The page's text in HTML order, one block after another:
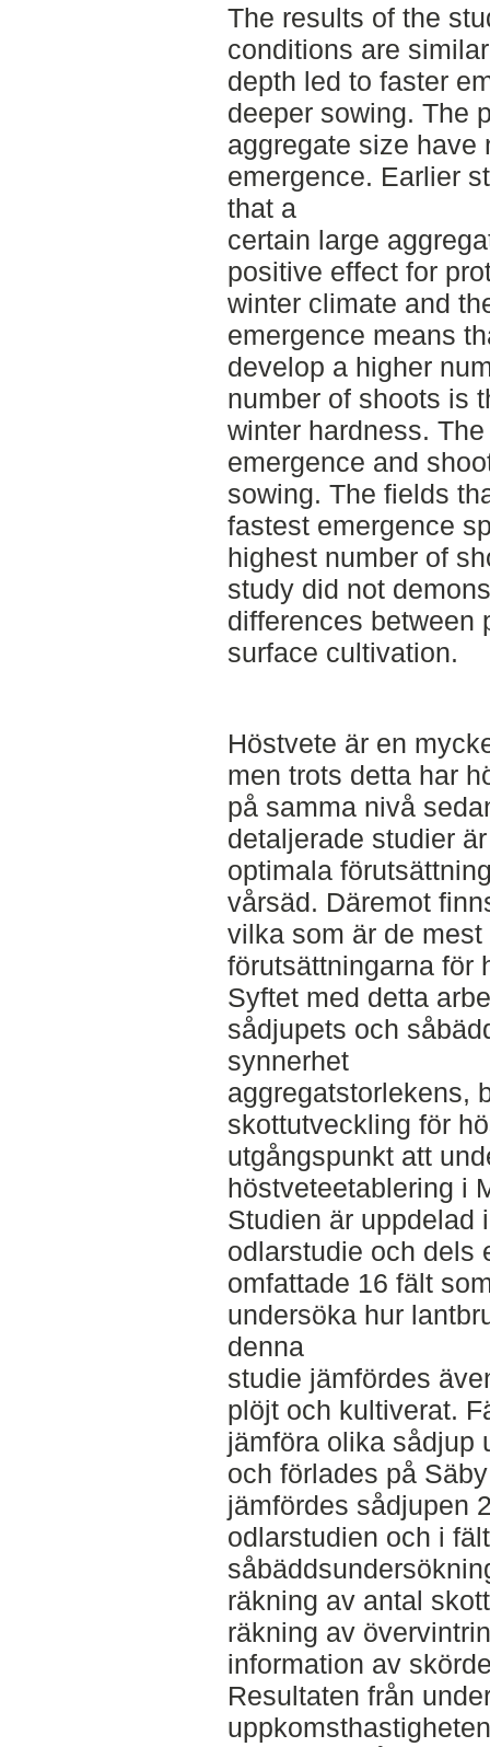
The results of the
conditions are
depth led to faster
deeper sowing. The
aggregate size have
emergence. Earlier
that a
certain large
positive effect for
winter climate and
emergence means
develop a higher
number of shoots is
winter hardness.
emergence and
sowing. The fields
fastest emergence
highest number of
study did not
differences between
surface cultivation.
Höstvete är en
men trots detta har
på samma nivå
detaljerade studier
optimala
vårsäd. Däremot
vilka som är de
förutsättningarna för
Syftet med detta
sådjupets och
synnerhet
aggregatstorlekens,
skottutveckling för
utgångspunkt att
höstveteetablering i
Studien är uppdelad
odlarstudie och dels
omfattade 16 fält
undersöka hur
denna
studie jämfördes
plöjt och kultiverat.
jämföra olika sådjup
och förlades på
jämfördes sådjupen
odlarstudien och i
räkning av antal
räkning av
information av
Resultaten från